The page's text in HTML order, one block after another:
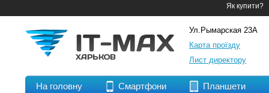
Як купити?
Ул.Рымарская 23А
Карта проїзду
Лист директору
На головну Смартфони Планшети